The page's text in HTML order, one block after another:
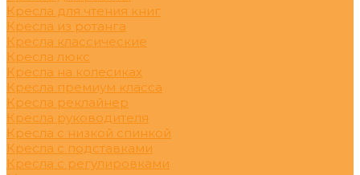
Кресла для чтения книг
Кресла из ротанга
Кресла классические
Кресла люкс
Кресла на колесиках
Кресла премиум класса
Кресла реклайнер
Кресла руководителя
Кресла с низкой спинкой
Кресла с подставками
Кресла с регулировками